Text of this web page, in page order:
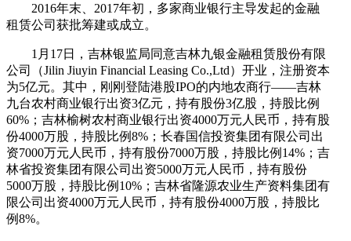
2016年末、2017年初，多家商业银行主导发起的金融
租赁公司获批筹建或成立。
1月17日，吉林银监局同意吉林九银金融租赁股份有限
公司（Jilin Jiuyin Financial Leasing Co.,Ltd）开业，注册资本
为5亿元。其中，刚刚登陆港股IPO的内地农商行——吉林
九台农村商业银行出资3亿元，持有股份3亿股，持股比例
60%；吉林榆树农村商业银行出资4000万元人民币，持有股
份4000万股，持股比例8%；长春国信投资集团有限公司出
资7000万元人民币，持有股份7000万股，持股比例14%；吉
林省投资集团有限公司出资5000万元人民币，持有股份
5000万股，持股比例10%；吉林省隆源农业生产资料集团有
限公司出资4000万元人民币，持有股份4000万股，持股比
例8%。